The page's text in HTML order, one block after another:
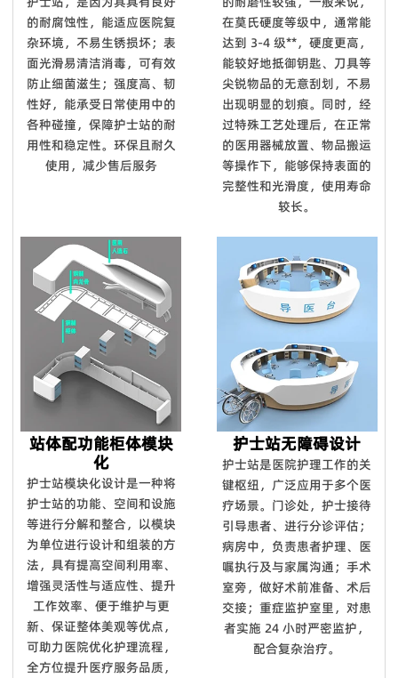
的耐腐蚀性，能适应医院复
杂环境，不易生锈损坏；表
面光滑易清洁消毒，可有效
防止细菌滋生；强度高、韧
性好，能承受日常使用中的
各种碰撞，保障护士站的耐
用性和稳定性。环保且耐久
使用，减少售后服务
在莫氏硬度等级中，通常能
达到 3-4 级**，硬度更高，
能较好地抵御钥匙、刀具等
尖锐物品的无意刮划，不易
出现明显的划痕。同时，经
过特殊工艺处理后，在正常
的医用器械放置、物品搬运
等操作下，能够保持表面的
完整性和光滑度，使用寿命
较长。
站体配功能柜体模块
化
护士站模块化设计是一种将
护士站的功能、空间和设施
等进行分解和整合，以模块
为单位进行设计和组装的方
法，具有提高空间利用率、
增强灵活性与适应性、提升
工作效率、便于维护与更
新、保证整体美观等优点，
可助力医院优化护理流程，
全方位提升医疗服务品质，
护士站无障碍设计
护士站是医院护理工作的关
键枢纽，广泛应用于多个医
疗场景。门诊处，护士接待
引导患者、进行分诊评估；
病房中，负责患者护理、医
嘱执行及与家属沟通；手术
室旁，做好术前准备、术后
交接；重症监护室里，对患
者实施 24 小时严密监护，
配合复杂治疗。